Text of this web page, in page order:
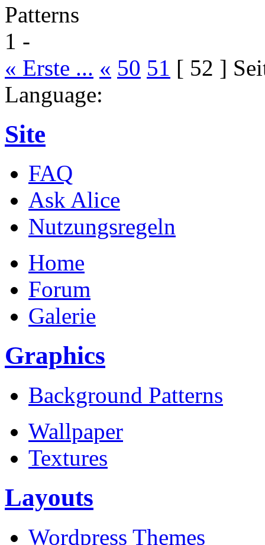
« Erste ... « 50 51 [ 52 ]
Language:
Site
FAQ
Ask Alice
Nutzungsregeln
Home
Forum
Galerie
Graphics
Background Patterns
Wallpaper
Textures
Layouts
Wordpress Themes